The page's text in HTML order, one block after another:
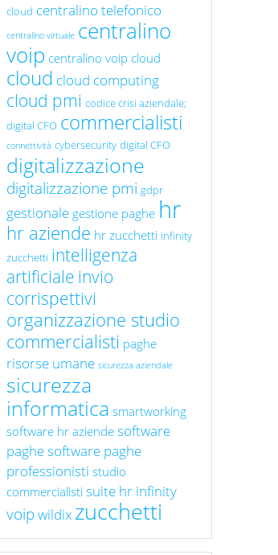
cloud centralino telefonico
centralino virtuale centralino
voip centralino voip cloud
cloud cloud computing
cloud pmi codice crisi aziendale;
digital CFO commercialisti
connettività cybersecurity digital CFO
digitalizzazione
digitalizzazione pmi gdpr
gestionale gestione paghe hr
hr aziende hr zucchetti infinity
zucchetti intelligenza
artificiale invio
corrispettivi
organizzazione studio
commercialisti paghe
risorse umane sicurezza aziendale
sicurezza
informatica smartworking
software hr aziende software
paghesoftware paghe
professionisti studio
commercialisti suite hr infinity
voipwildix zucchetti